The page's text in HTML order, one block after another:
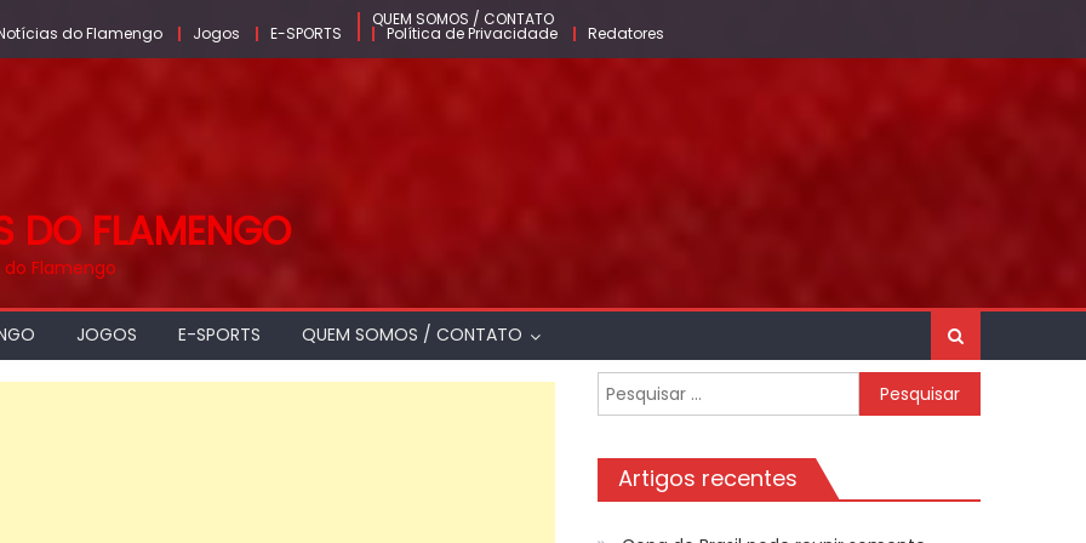
do Flamengo Jogos E-SPORTS
QUEM SOMOS / CONTATO
Política de Privacidade Redatores
DO FLAMENGO
do Flamengo
JOGOS E-SPORTS QUEM SOMOS / CONTATO
Pesquisar
por:
Artigos recentes